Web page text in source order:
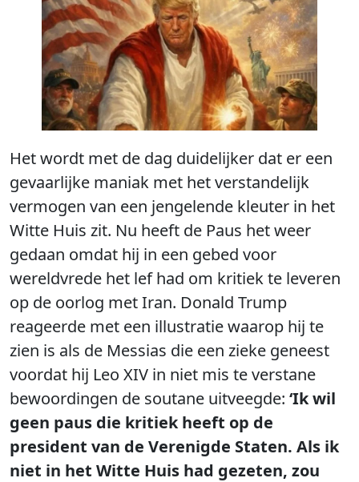
Het wordt met de dag duidelijker dat er een
gevaarlijke maniak met het verstandelijk
vermogen van een jengelende kleuter in het
Witte Huis zit. Nu heeft de Paus het weer
gedaan omdat hij in een gebed voor
wereldvrede het lef had om kritiek te leveren
op de oorlog met Iran. Donald Trump
reageerde met een illustratie waarop hij te
zien is als de Messias die een zieke geneest
voordat hij Leo XIV in niet mis te verstane
bewoordingen de soutane uitveegde: ‘Ik wil
geen paus die kritiek heeft op de
president van de Verenigde Staten. Als ik
niet in het Witte Huis had gezeten, zou